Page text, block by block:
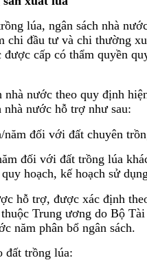
lúa, ngân sách nhà
chi đầu tư và chi thường
được cấp có thẩm quyền
nước theo quy định
nhà nước hỗ trợ như sau:
đối với đất chuyên
đối với đất trồng lúa
hoạch, kế hoạch sử
hỗ trợ, được xác định
Trung ương do Bộ
năm phân bổ ngân sách.
đất trồng lúa: